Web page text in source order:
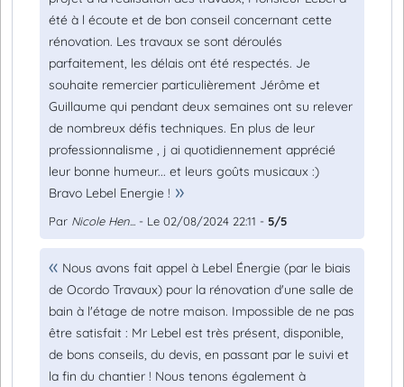
été à l écoute et de bon conseil concernant cette
rénovation. Les travaux se sont déroulés
parfaitement, les délais ont été respectés. Je
souhaite remercier particulièrement Jérôme et
Guillaume qui pendant deux semaines ont su relever
de nombreux défis techniques. En plus de leur
professionnalisme , j ai quotidiennement apprécié
leur bonne humeur... et leurs goûts musicaux :)
Bravo Lebel Energie !
Par Nicole Hen... - Le 02/08/2024 22:11 - 5/5
Nous avons fait appel à Lebel Énergie (par le biais
de Ocordo Travaux) pour la rénovation d'une salle de
bain à l'étage de notre maison. Impossible de ne pas
être satisfait : Mr Lebel est très présent, disponible,
de bons conseils, du devis, en passant par le suivi et
la fin du chantier ! Nous tenons également à